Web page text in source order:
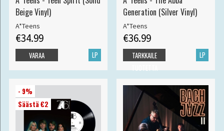
Beige Vinyl)
A*Teens
€34.99
LP
VARAA
Generation (Silver Vinyl)
A*Teens
€36.99
LP
TARKKAILE
- 9%
Säästä €2